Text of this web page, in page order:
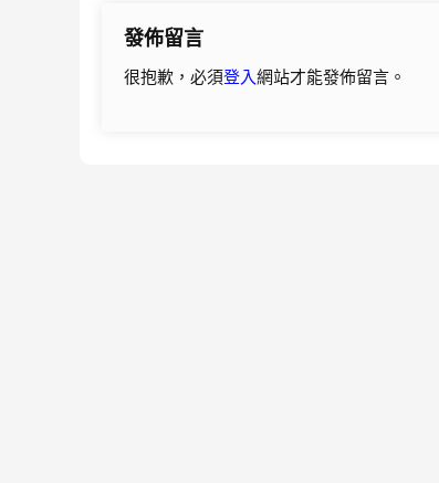
發佈留言
很抱歉，必須登入網站才能發佈留言。